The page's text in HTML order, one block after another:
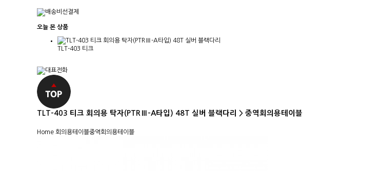
오늘 본 상품
TLT-403 티크
TLT-403 티크 회의용 탁자(PTRⅢ-A타입) 48T 실버 블랙다리 > 중역회의용테이블
Home 회의용테이블중역회의용테이블